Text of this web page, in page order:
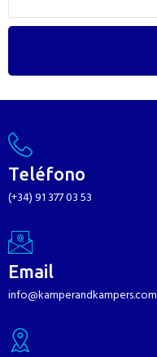
Teléfono
(+34) 91 377 03 53
Email
info@kamperandkampers.com